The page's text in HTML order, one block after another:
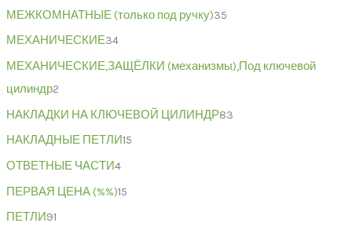
МЕЖКОМНАТНЫЕ (только под ручку)35
МЕХАНИЧЕСКИЕ34
МЕХАНИЧЕСКИЕ,ЗАЩЁЛКИ (механизмы),Под ключевой
цилиндр2
НАКЛАДКИ НА КЛЮЧЕВОЙ ЦИЛИНДР83
НАКЛАДНЫЕ ПЕТЛИ15
ОТВЕТНЫЕ ЧАСТИ4
ПЕРВАЯ ЦЕНА (%%)15
ПЕТЛИ91